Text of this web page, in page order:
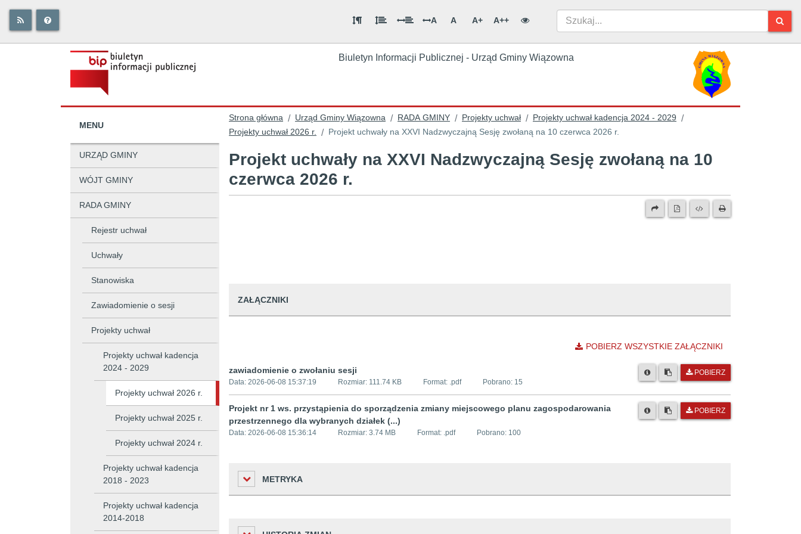
A A A+ A++
Biuletyn Informacji Publicznej - Urząd Gminy Wiązowna
MENU
URZĄD GMINY
WÓJT GMINY
RADA GMINY
Rejestr uchwał
Uchwały
Stanowiska
Zawiadomienie o sesji
Projekty uchwał
Projekty uchwał kadencja
2024 - 2029
Projekty uchwał 2026 r.
Projekty uchwał 2025 r.
Projekty uchwał 2024 r.
Projekty uchwał kadencja
2018 - 2023
Projekty uchwał kadencja
2014-2018
Strona główna / Urząd Gminy Wiązowna / RADA GMINY / Projekty uchwał / Projekty uchwał kadencja 2024 - 2029 /
Projekty uchwał 2026 r. / Projekt uchwały na XXVI Nadzwyczajną Sesję zwołaną na 10 czerwca 2026 r.
Projekt uchwały na XXVI Nadzwyczajną Sesję zwołaną na 10
czerwca 2026 r.
ZAŁĄCZNIKI
POBIERZ WSZYSTKIE ZAŁĄCZNIKI
zawiadomienie o zwołaniu sesji
Data: 2026-06-08 15:37:19 Rozmiar: 111.74 KB Format: .pdf Pobrano: 15
POBIERZ
Projekt nr 1 ws. przystąpienia do sporządzenia zmiany miejscowego planu zagospodarowania
przestrzennego dla wybranych działek (...)
Data: 2026-06-08 15:36:14 Rozmiar: 3.74 MB Format: .pdf Pobrano: 100
POBIERZ
METRYKA
Liczba odwiedzin